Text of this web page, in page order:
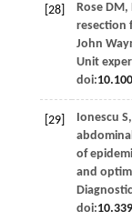
[28] Rose DM,
resection
John
Unit
doi:
[29] Ionescu S,
of
and
doi: